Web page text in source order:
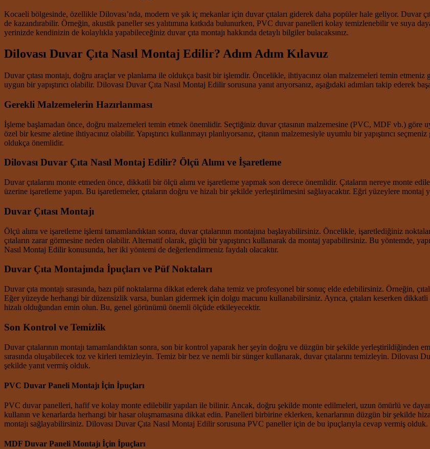
Kocaeli bölgesinde, özellikle Dilovası’nda, modern ve şık iç mekanlar için duvar çıtaları giderek daha popüler hale geliyor. Duvar
de kazandırabilir. Örneğin, akustik paneller ses yalıtımına katkıda bulunurken, PVC duvar panelleri kolay temizlenebilir ve suya
yerinizde kendinizin de kolaylıkla yapabileceğiniz duvar çıta montajı hakkında detaylı bilgiler bulacaksınız.
Dilovası Duvar Çıta Nasıl Montaj Edilir? Adım Adım Kılavuz
Duvar çıtası montajı, doğru araçlar ve planlama ile oldukça basit bir işlemdir. Öncelikle, ihtiyacınız olan malzemeleri temin
uygun bir yapıştırıcı olabilir. Dilovası Duvar Çıta Nasıl Montaj Edilir sorusuna yanıt arıyorsanız, aşağıdaki adımları takip ederek
Gerekli Malzemelerin Hazırlanması
İşleme başlamadan önce, doğru malzemeleri temin etmek önemlidir. Seçtiğiniz duvar çıtasının malzemesine (PVC, MDF vb.) göre
özel bir kesme aletine ihtiyacınız olabilir. Yapıştırıcı kullanmayı planlıyorsanız, çitanın malzemesiyle uyumlu bir yapıştırıcı
oldukça önemlidir.
Dilovası Duvar Çıta Nasıl Montaj Edilir? Ölçü Alımı ve İşaretleme
Duvar çıtalarını monte etmeden önce, dikkatli bir ölçü alımı ve işaretleme yapmak son derece önemlidir. Çıtaların nereye monte
üzerine işaretleme yapın. Bu işaretlemeler, çıtaların doğru ve hizalı bir şekilde yerleştirilmesini sağlayacaktır. Eğri yüzeylere montaj
Duvar Çıtası Montajı
Ölçü alımı ve işaretleme işlemi tamamlandıktan sonra, duvar çıtalarının montajına başlayabilirsiniz. Öncelikle, işaretlediğiniz
çıtaların zarar görmesine neden olabilir. Alternatif olarak, güçlü bir yapıştırıcı kullanarak da montaj yapabilirsiniz. Bu yöntemde,
Nasıl Montaj Edilir konusunda, her iki yöntemi de değerlendirmeniz faydalı olacaktır.
Duvar Çıta Montajında İpuçları ve Püf Noktaları
Duvar çıta montajı sırasında, bazı püf noktalarına dikkat ederek daha temiz ve profesyonel bir sonuç elde edebilirsiniz. Örneğin,
Eğer yüzeyde herhangi bir düzensizlik varsa, bunları gidermek için dolgu macunu kullanabilirsiniz. Ayrıca, çıtaları keserken
hizalı olduğundan emin olun. Bu, genel görünümü önemli ölçüde etkileyecektir.
Son Kontrol ve Temizlik
Duvar çıtalarının montajı tamamlandıktan sonra, son bir kontrol yaparak her şeyin doğru ve düzgün bir şekilde yerleştirildiğinden
sırasında oluşabilecek toz ve kirleri temizleyin. Temiz bir bez ve nemli bir sünger kullanarak, duvar çıtalarını temizleyin. Dilovası
şekilde yanıt vermiş olduk.
PVC Duvar Paneli Montajı İçin İpuçları
PVC duvar panelleri, hafif ve kolay monte edilebilir yapıları ile bilinir. Ancak, doğru şekilde monte edilmeleri, uzun ömürlü ve
kullanın ve kenarlarda herhangi bir hasar oluşmamasına dikkat edin. Panelleri birbirine eklerken, kenarlarının düzgün bir şekilde
montajı sağlayabilirsiniz. Dilovası Duvar Çıta Nasıl Montaj Edilir sorusuna PVC paneller için de bu ipuçlarıyla cevap vermiş olduk.
MDF Duvar Paneli Montajı İçin İpuçları